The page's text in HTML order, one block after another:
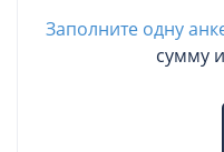
Заполните одну
сумму